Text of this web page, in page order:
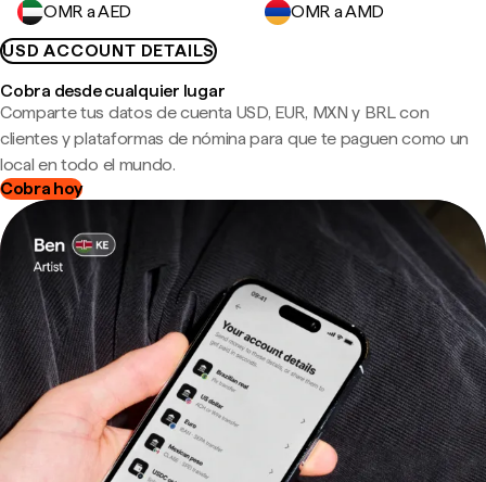
OMR a AED
OMR a AMD
USD ACCOUNT DETAILS
Cobra desde cualquier lugar
Comparte tus datos de cuenta USD, EUR, MXN y BRL con
clientes y plataformas de nómina para que te paguen como un
local en todo el mundo.
Cobra hoy